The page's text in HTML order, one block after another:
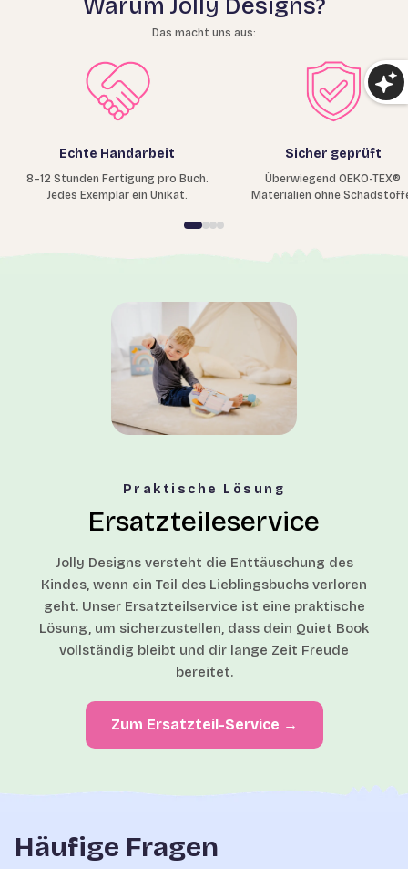
Warum Jolly Designs?
Das macht uns aus:
Echte Handarbeit
8–12 Stunden Fertigung pro Buch.
Jedes Exemplar ein Unikat.
Sicher geprüft
Überwiegend OEKO-TEX®
Materialien ohne
Praktische Lösung
Ersatzteileservice
Jolly Designs versteht die Enttäuschung des
Kindes, wenn ein Teil des Lieblingsbuchs verloren
geht. Unser Ersatzteilservice ist eine praktische
Lösung, um sicherzustellen, dass dein Quiet Book
vollständig bleibt und dir lange Zeit Freude
bereitet.
Zum Ersatzteil-Service →
Häufige Fragen